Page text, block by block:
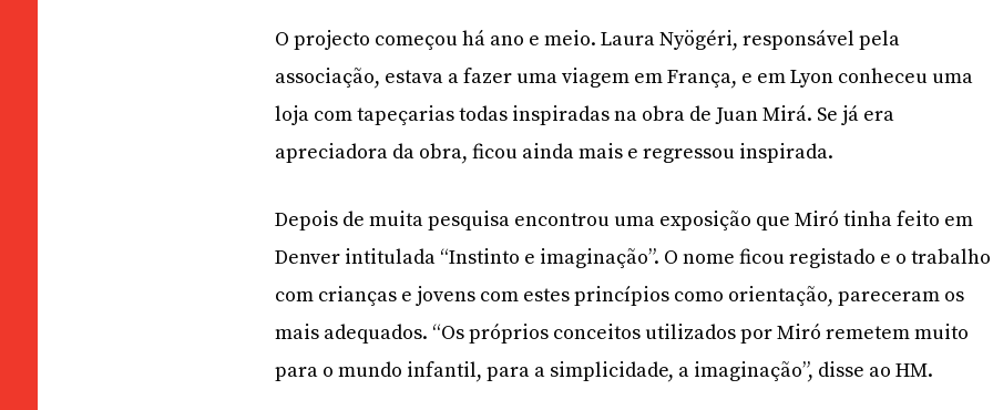
O projecto começou há ano e meio. Laura Nyögéri, responsável pela
associação, estava a fazer uma viagem em França, e em Lyon conheceu uma
loja com tapeçarias todas inspiradas na obra de Juan Mirá. Se já era
apreciadora da obra, ficou ainda mais e regressou inspirada.
Depois de muita pesquisa encontrou uma exposição que Miró tinha feito em
Denver intitulada “Instinto e imaginação”. O nome ficou registado e o trabalho
com crianças e jovens com estes princípios como orientação, pareceram os
mais adequados. “Os próprios conceitos utilizados por Miró remetem muito
para o mundo infantil, para a simplicidade, a imaginação”, disse ao HM.